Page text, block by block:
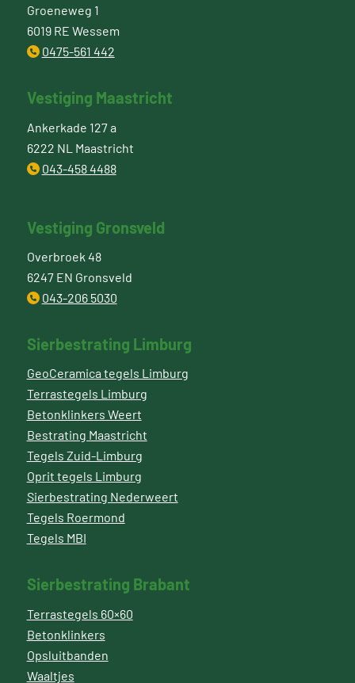
Groeneweg 1
6019 RE Wessem
0475-561 442
Vestiging Maastricht
Ankerkade 127 a
6222 NL Maastricht
043-458 4488
Vestiging Gronsveld
Overbroek 48
6247 EN Gronsveld
043-206 5030
Sierbestrating Limburg
GeoCeramica tegels Limburg
Terrastegels Limburg
Betonklinkers Weert
Bestrating Maastricht
Tegels Zuid-Limburg
Oprit tegels Limburg
Sierbestrating Nederweert
Tegels Roermond
Tegels MBI
Sierbestrating Brabant
Terrastegels 60×60
Betonklinkers
Opsluitbanden
Waaltjes